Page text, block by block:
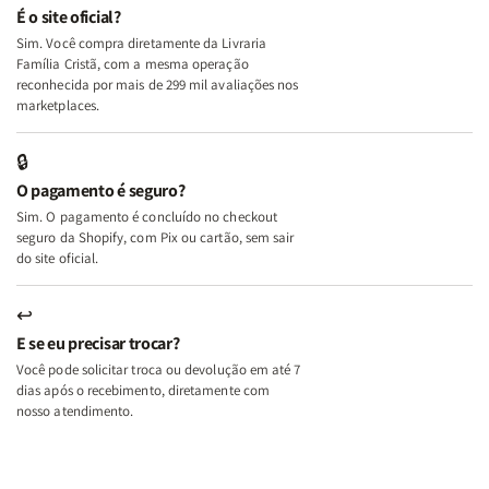
e
Deus
+
A
Mulher
Lar
+
A
Lar
É o site oficial?
Sim. Você compra diretamente da Livraria
Família Cristã, com a mesma operação
reconhecida por mais de 299 mil avaliações nos
marketplaces.
🔒
O pagamento é seguro?
Sim. O pagamento é concluído no checkout
seguro da Shopify, com Pix ou cartão, sem sair
do site oficial.
↩
E se eu precisar trocar?
Você pode solicitar troca ou devolução em até 7
dias após o recebimento, diretamente com
nosso atendimento.